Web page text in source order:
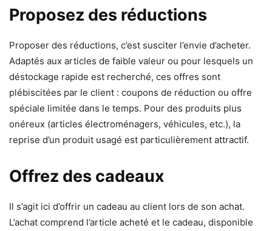
Proposez des réductions
Proposer des réductions, c’est susciter l’envie d’acheter.
Adaptés aux articles de faible valeur ou pour lesquels un
déstockage rapide est recherché, ces offres sont
plébiscitées par le client : coupons de réduction ou offre
spéciale limitée dans le temps. Pour des produits plus
onéreux (articles électroménagers, véhicules, etc.), la
reprise d’un produit usagé est particulièrement attractif.
Offrez des cadeaux
Il s’agit ici d’offrir un cadeau au client lors de son achat.
L’achat comprend l’article acheté et le cadeau, disponible